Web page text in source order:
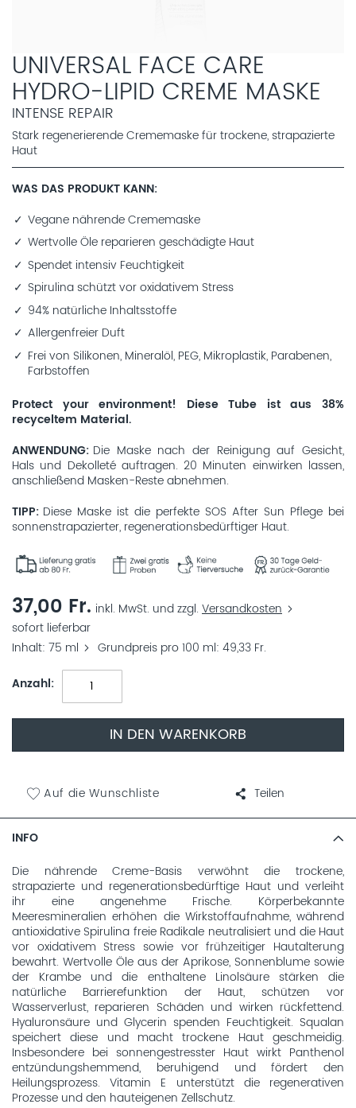
UNIVERSAL FACE CARE
HYDRO-LIPID CREME MASKE
INTENSE REPAIR
Stark regenerierende Crememaske für trockene, strapazierte
Haut
WAS DAS PRODUKT KANN
Vegane nährende Crememaske
Wertvolle Öle reparieren geschädigte Haut
Spendet intensiv Feuchtigkeit
Spirulina schützt vor oxidativem Stress
94% natürliche Inhaltsstoffe
Allergenfreier Duft
Frei von Silikonen, Mineralöl, PEG, Mikroplastik, Parabenen,
Farbstoffen
Protect your environment! Diese Tube ist aus 38%
recyceltem Material.
ANWENDUNG Die Maske nach der Reinigung auf Gesicht,
Hals und Dekolleté auftragen. 20 Minuten einwirken lassen,
anschließend Masken-Reste abnehmen.
TIPP Diese Maske ist die perfekte SOS After Sun Pflege bei
sonnenstrapazierter, regenerationsbedürftiger Haut.
37,00 Fr. inkl. MwSt. und zzgl. Versandkosten
sofort lieferbar
Inhalt 75 ml Grundpreis pro 100 ml 49,33 Fr.
Anzahl
IN DEN WARENKORB
Auf die Wunschliste Teilen
INFO
Die nährende Creme-Basis verwöhnt die trockene,
strapazierte und regenerationsbedürftige Haut und verleiht
ihr eine angenehme Frische. Körperbekannte
Meeresmineralien erhöhen die Wirkstoffaufnahme, während
antioxidative Spirulina freie Radikale neutralisiert und die Haut
vor oxidativem Stress sowie vor frühzeitiger Hautalterung
bewahrt. Wertvolle Öle aus der Aprikose, Sonnenblume sowie
der Krambe und die enthaltene Linolsäure stärken die
natürliche Barrierefunktion der Haut, schützen vor
Wasserverlust, reparieren Schäden und wirken rückfettend.
Hyaluronsäure und Glycerin spenden Feuchtigkeit. Squalan
speichert diese und macht trockene Haut geschmeidig.
Insbesondere bei sonnengestresster Haut wirkt Panthenol
entzündungshemmend, beruhigend und fördert den
Heilungsprozess. Vitamin E unterstützt die regenerativen
Prozesse und den hauteigenen Zellschutz.